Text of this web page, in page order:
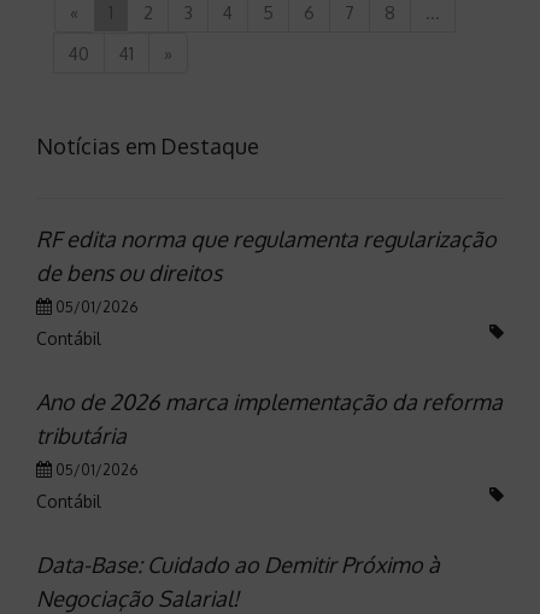
« 2 3 4 5 6 7 8
...
40
41 »
Notícias em Destaque
RF edita norma que regulamenta regularização
de bens ou direitos
05/01/2026
Contábil
Ano de 2026 marca implementação da reforma
tributária
05/01/2026
Contábil
Data-Base: Cuidado ao Demitir Próximo à
Negociação Salarial!